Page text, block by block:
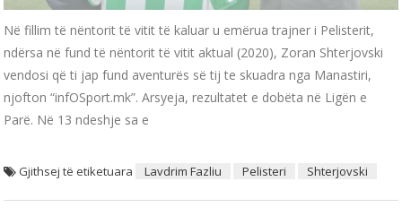
Në fillim të nëntorit të vitit të kaluar u emërua trajner i Pelisterit,
ndërsa në fund të nëntorit të vitit aktual (2020), Zoran Shterjovski
vendosi që ti jap fund aventurës së tij te skuadra nga Manastiri,
njofton “infOSport.mk”. Arsyeja, rezultatet e dobëta në Ligën e
Parë. Në 13 ndeshje sa e
Gjithsej të etiketuara Lavdrim Fazliu Pelisteri Shterjovski